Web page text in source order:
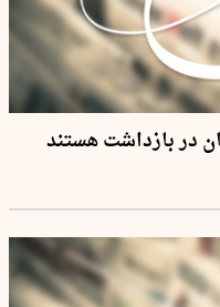
در بازداشت هستند